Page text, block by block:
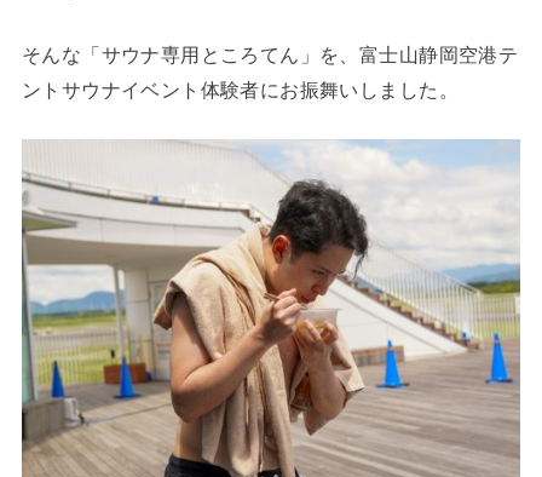
そんな「サウナ専用ところてん」を、富士山静岡空港テ
ントサウナイベント体験者にお振舞いしました。